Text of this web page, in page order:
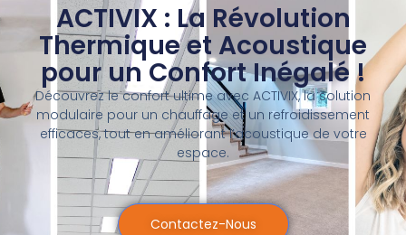
ACTIVIX : La Révolution
Thermique et Acoustique
pour un Confort Inégalé !
Découvrez le confort ultime avec ACTIVIX, la solution
modulaire pour un chauffage et un refroidissement
efficaces, tout en améliorant l’acoustique de votre
espace.
Contactez-Nous